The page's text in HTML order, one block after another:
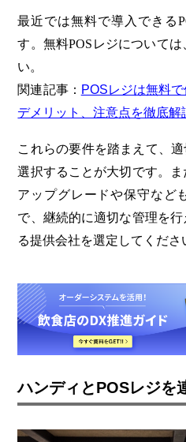
最近では無料で導入できる
す。無料POSレジについて
い。
関連記事： POSレジは無料
デメリット、注意点を徹底解
これらの要件を踏まえて、
選択することが大切です。
アップグレードや保守など
で、継続的に適切な管理を
る提供会社を選定してくださ
ハンディとPOSレジを